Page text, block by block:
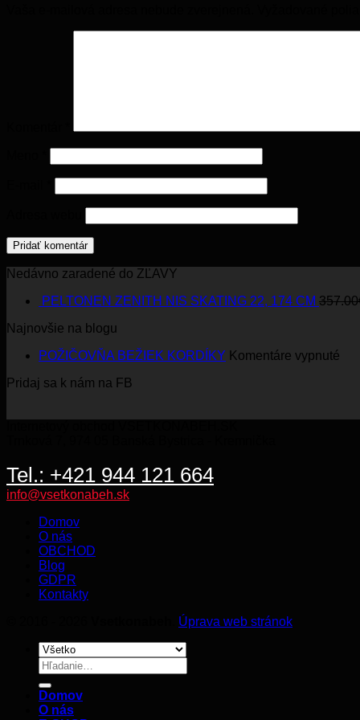
Nedávno zaradené do ZĽAVY
PELTONEN ZENITH NIS SKATING 22, 174 CM 357.00
Najnovšie na blogu
POŽIČOVŇA BEŽIEK KORDÍKY Komentáre vypnuté
Pridaj sa k nám na FB
Tel.: +421 944 121 664
info@vsetkonabeh.sk
Domov
O nás
OBCHOD
Blog
GDPR
Kontakty
Úprava web stránok
Hľadať:
Domov
O nás